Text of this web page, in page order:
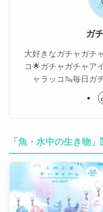
ガ
大好きなガチャガチ
コ🌟ガチャガチャア
ャラッコ🦦毎日ガ
「魚・水中の生き物